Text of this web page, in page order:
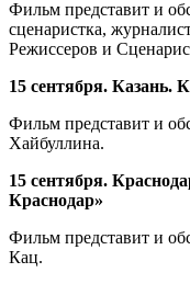
Фильм представит и
сценаристка,
Режиссеров и
15 сентября. Казань.
Фильм представит и
Хайбуллина.
15 сентября.
Краснодар»
Фильм представит и
Кац.